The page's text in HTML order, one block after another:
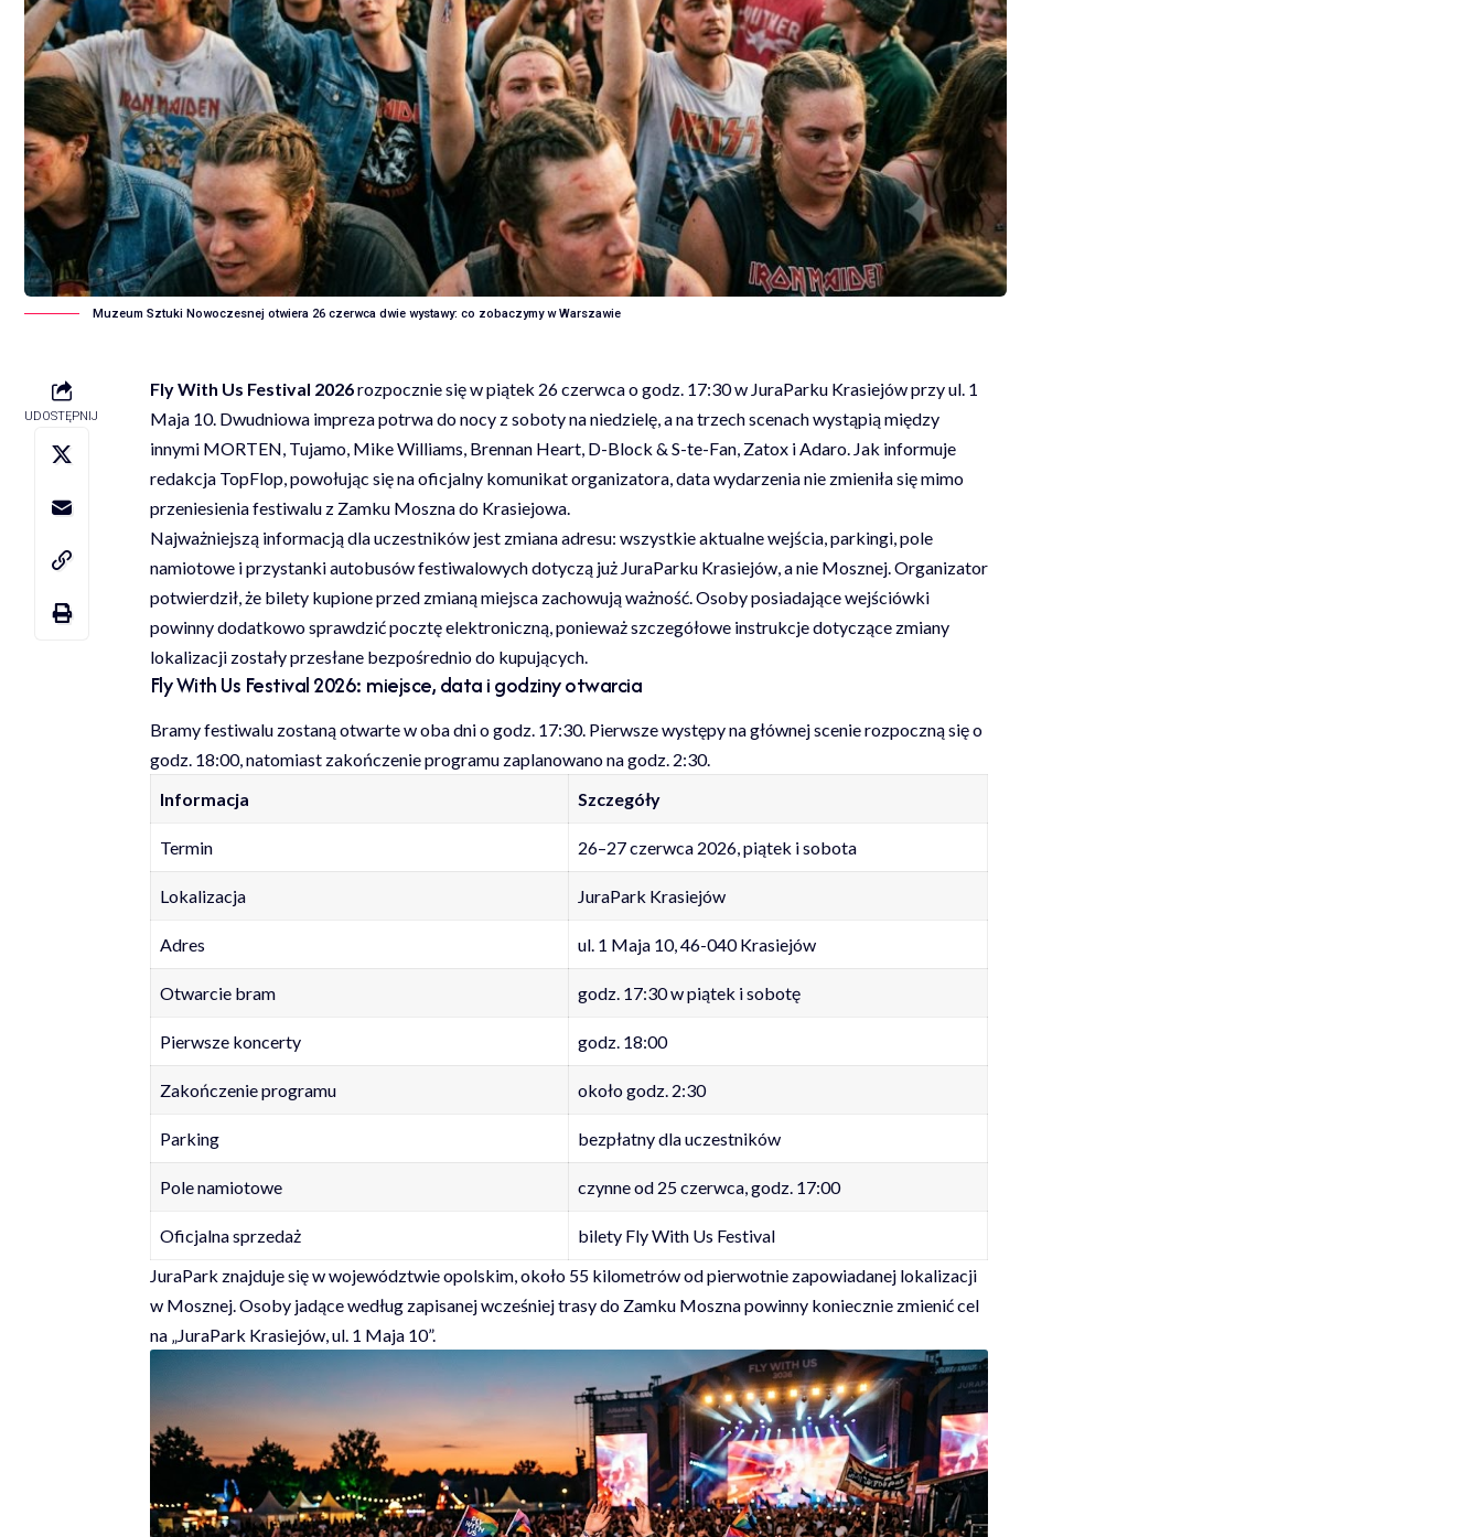
Muzeum Sztuki Nowoczesnej otwiera 26 czerwca dwie wystawy: co zobaczymy w Warszawie
UDOSTĘPNIJ
Fly With Us Festival 2026rozpocznie się w piątek 26 czerwca o godz. 17:30 w JuraParku Krasiejów przy ul. 1
Maja 10. Dwudniowa impreza potrwa do nocy z soboty na niedzielę, a na trzech scenach wystąpią między
innymi MORTEN, Tujamo, Mike Williams, Brennan Heart, D-Block & S-te-Fan, Zatox i Adaro. Jak informuje
redakcja TopFlop, powołując się naoficjalny komunikat organizatora, data wydarzenia nie zmieniła się mimo
przeniesienia festiwalu z Zamku Moszna do Krasiejowa.
Najważniejszą informacją dla uczestników jest zmiana adresu: wszystkie aktualne wejścia, parkingi, pole
namiotowe i przystanki autobusów festiwalowych dotyczą już JuraParku Krasiejów, a nie Mosznej. Organizator
potwierdził, że bilety kupione przed zmianą miejsca zachowują ważność. Osoby posiadające wejściówki
powinny dodatkowo sprawdzić pocztę elektroniczną, ponieważ szczegółowe instrukcje dotyczące zmiany
lokalizacji zostały przesłane bezpośrednio do kupujących.
Fly With Us Festival 2026: miejsce, data i godziny otwarcia
Bramy festiwalu zostaną otwarte w oba dni o godz. 17:30. Pierwsze występy na głównej scenie rozpoczną się o
godz. 18:00, natomiast zakończenie programu zaplanowano na godz. 2:30.
Informacja
Szczegóły
Termin 26–27 czerwca 2026, piątek i sobota
Lokalizacja JuraPark Krasiejów
Adres ul. 1 Maja 10, 46-040 Krasiejów
Otwarcie bram godz. 17:30 w piątek i sobotę
Pierwsze koncerty godz. 18:00
Zakończenie programu około godz. 2:30
Parking bezpłatny dla uczestników
Pole namiotowe czynne od 25 czerwca, godz. 17:00
Oficjalna sprzedaż
bilety Fly With Us Festival
JuraPark znajduje się w województwie opolskim, około 55 kilometrów od pierwotnie zapowiadanej lokalizacji
w Mosznej. Osoby jadące według zapisanej wcześniej trasy do Zamku Moszna powinny koniecznie zmienić cel
na „JuraPark Krasiejów, ul. 1 Maja 10”.